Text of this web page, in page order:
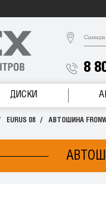
Самара
8
ДИСКИ
EURUS 08 АВТОШИНА